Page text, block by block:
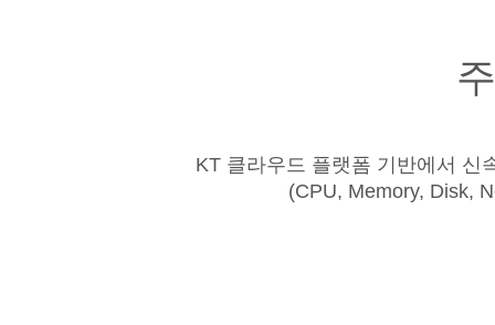
KT 클라우드 플랫폼 기반에서 신
(CPU, Memory, Disk,